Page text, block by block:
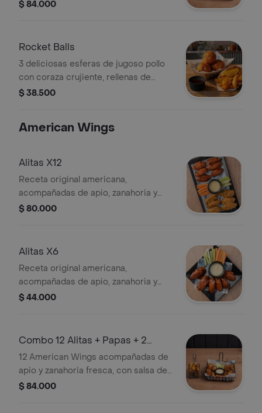
$ 84.000
Rocket Balls
3 deliciosas esferas de jugoso pollo
con coraza crujiente, rellenas de
queso mozzarella y tocineta crispy,
$ 38.500
American Wings
Alitas X12
Receta original americana,
acompañadas de apio, zanahoria y
salsa de queso. Pídelas bañadas o sin
$ 80.000
Alitas X6
Receta original americana,
acompañadas de apio, zanahoria y
salsa de queso. Pídelas bañadas o sin
$ 44.000
Combo 12 Alitas + Papas + 2
Salsas
12 American Wings acompañadas de
apio y zanahoria fresca, con salsa de
queso. Elígelas bañadas o sin bañar
$ 84.000